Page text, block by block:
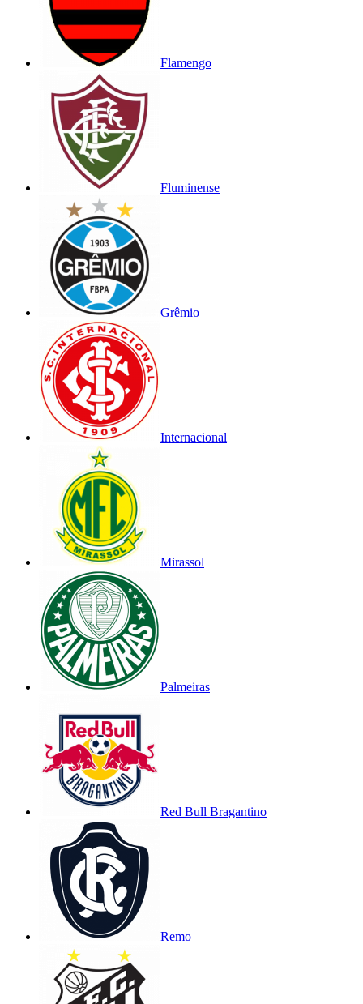
Flamengo
Fluminense
Grêmio
Internacional
Mirassol
Palmeiras
Red Bull Bragantino
Remo